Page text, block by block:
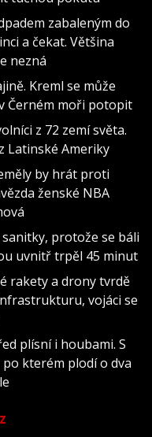
zabaleným do
a čekat. Většina
nezná
Kreml se může
Černém moři potopit
z 72 zemí světa.
Latinské Ameriky
by hrát proti
ženské NBA
protože se báli
uvnitř trpěl 45 minut
rakety a drony tvrdě
vojáci se
plísní i houbami. S
kterém plodí o dva